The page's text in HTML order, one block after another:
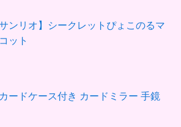
サンリオ】シークレットぴょこのるマ
ット
ードケース付き カードミラー 手鏡